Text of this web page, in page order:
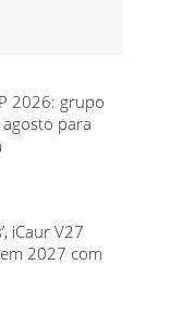
2026: grupo
para
iCaur V27
2027 com